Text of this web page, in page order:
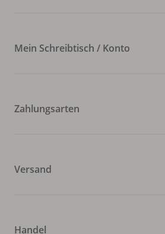
Mein Schreibtisch / Konto
Zahlungsarten
Versand
Handel